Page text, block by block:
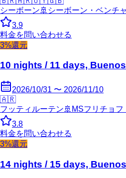
シーボーン 🚢 シーボーン・ベンチ
3.9
料金を問い合わせる
3%還元
10 nights / 11 days,
2026/10/31 〜 2026/11/10
🇦🇷
フッティルーテン 🚢 MSフリチョフ
3.8
料金を問い合わせる
3%還元
14 nights / 15 days,